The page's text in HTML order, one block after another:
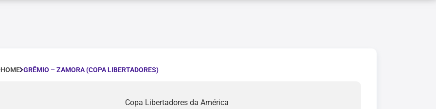
HOME GRÊMIO – ZAMORA (COPA LIBERTADORES)
Copa Libertadores da América